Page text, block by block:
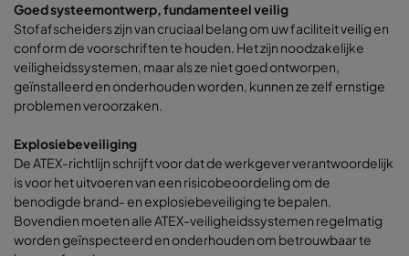
Goed systeemontwerp, fundamenteel veilig
Stofafscheiders zijn van cruciaal belang om uw faciliteit veilig en
conform de voorschriften te houden. Het zijn noodzakelijke
veiligheidssystemen, maar als ze niet goed ontworpen,
geïnstalleerd en onderhouden worden, kunnen ze zelf ernstige
problemen veroorzaken.
Explosiebeveiliging
De ATEX-richtlijn schrijft voor dat de werkgever verantwoordelijk
is voor het uitvoeren van een risicobeoordeling om de
benodigde brand- en explosiebeveiliging te bepalen.
Bovendien moeten alle ATEX-veiligheidssystemen regelmatig
worden geïnspecteerd en onderhouden om betrouwbaar te